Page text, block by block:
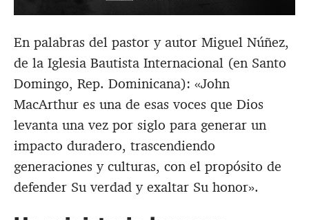
En palabras del pastor y autor Miguel Núñez,
de la Iglesia Bautista Internacional (en Santo
Domingo, Rep. Dominicana): «John
MacArthur es una de esas voces que Dios
levanta una vez por siglo para generar un
impacto duradero, trascendiendo
generaciones y culturas, con el propósito de
defender Su verdad y exaltar Su honor».